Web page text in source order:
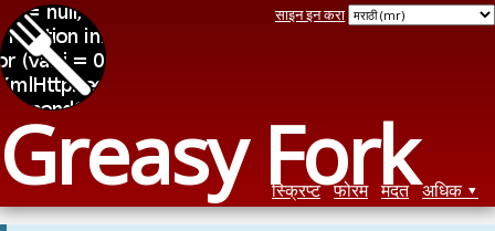
Greasy Fork
साइन इन करा
स्क्रिप्ट फोरम मदत अधिक